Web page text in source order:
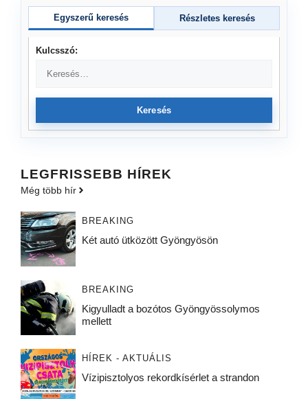
Egyszerű keresés Részletes keresés
Kulcsszó:
Keresés
LEGFRISSEBB HÍREK
Még több hír
BREAKING
Két autó ütközött Gyöngyösön
BREAKING
Kigyulladt a bozótos Gyöngyössolymos
mellett
HÍREK - AKTUÁLIS
Vízipisztolyos rekordkísérlet a strandon